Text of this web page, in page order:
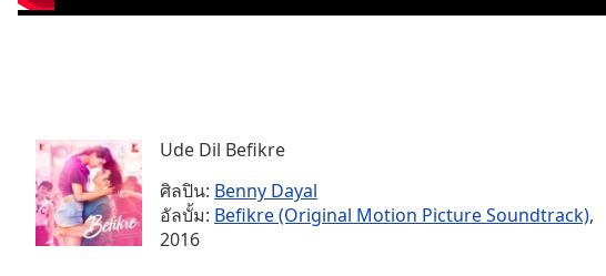
Seek to
Playback
Rate
Ude Dil Befikre
ศิลปิน: Benny Dayal
อัลบั้ม: Befikre (Original Motion Picture Soundtrack),
2016